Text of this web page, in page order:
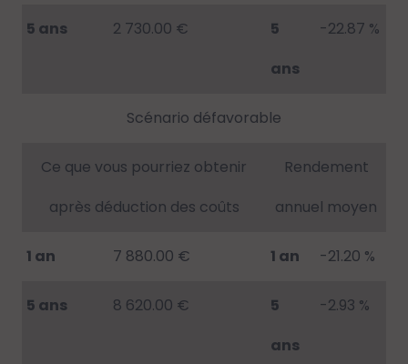
5 ans 2 730.00 €
5
ans
-22.87 %
Scénario défavorable
Ce que vous pourriez obtenir
après déduction des coûts
Rendement
annuel moyen
1 an 7 880.00 € 1 an -21.20 %
5 ans 8 620.00 €
5
ans
-2.93 %